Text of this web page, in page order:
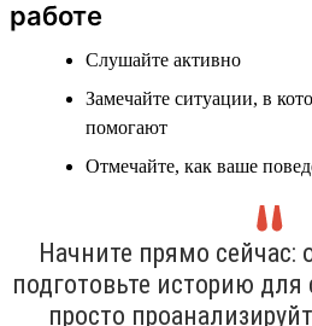
работе
Слушайте активно
Замечайте ситуации, в
помогают
Отмечайте, как ваше
Начните прямо сейчас:
подготовьте историю
просто